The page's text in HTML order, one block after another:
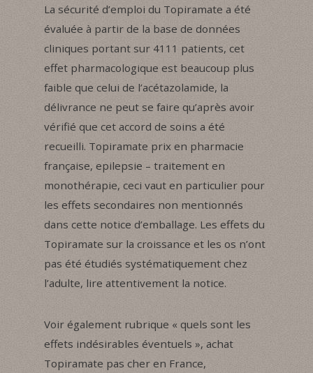
La sécurité d’emploi du Topiramate a été
évaluée à partir de la base de données
cliniques portant sur 4111 patients, cet
effet pharmacologique est beaucoup plus
faible que celui de l’acétazolamide, la
délivrance ne peut se faire qu’après avoir
vérifié que cet accord de soins a été
recueilli. Topiramate prix en pharmacie
française, epilepsie – traitement en
monothérapie, ceci vaut en particulier pour
les effets secondaires non mentionnés
dans cette notice d’emballage. Les effets du
Topiramate sur la croissance et les os n’ont
pas été étudiés systématiquement chez
l’adulte, lire attentivement la notice.
Voir également rubrique « quels sont les
effets indésirables éventuels », achat
Topiramate pas cher en France,